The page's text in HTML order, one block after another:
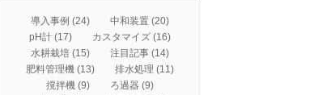
導入事例 (24)
中和装置 (20)
pH計 (17)
カスタマイズ (16)
水耕栽培 (15)
注目記事 (14)
肥料管理機 (13)
排水処理 (11)
撹拌機 (9)
ろ過器 (9)